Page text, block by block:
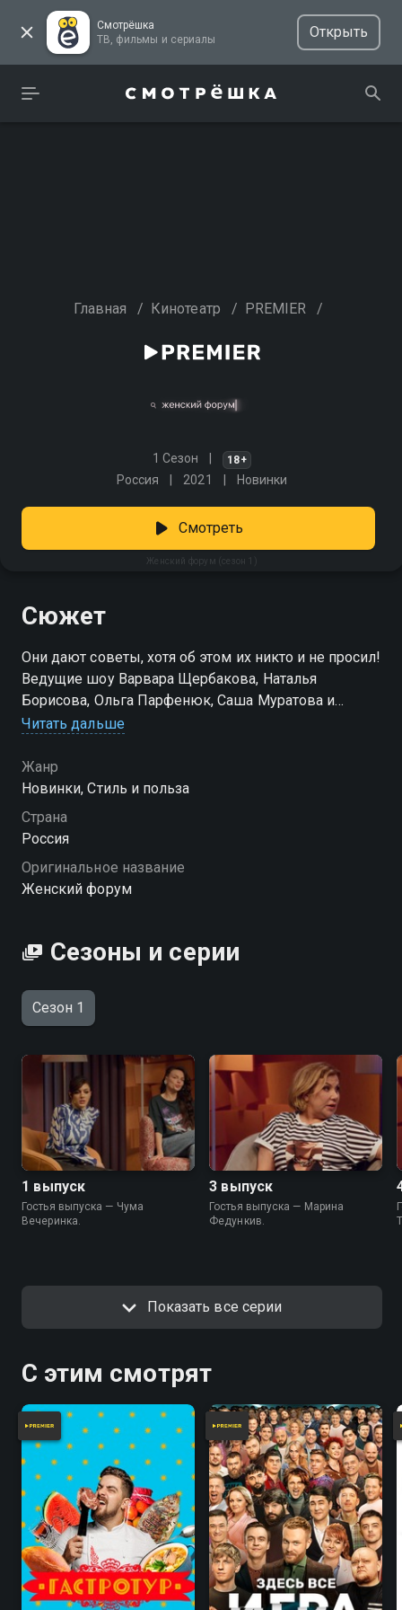
Смотрёшка
ТВ, фильмы и сериалы
Открыть
Главная / Кинотеатр / PREMIER /
1 Сезон 18+
Россия 2021 Новинки
Женский форум (сезон 1)
Смотреть
Сюжет
Они дают советы, хотя об этом их никто и не просил!
Ведущие шоу Варвара Щербакова, Наталья
Борисова, Ольга Парфенюк, Саша Муратова и
приглашенный гость открывают темы на женских
ответ.
Посмотреть онлайн 1 сезон сериала Женский форум
вы можете совершенно бесплатно в хорошем HD
Читать дальше
Жанр
Новинки, Стиль и польза
Страна
Россия
Оригинальное название
Женский форум
Сезоны и серии
Сезон 1
1 выпуск
Гостья выпуска — Чума
Вечеринка.
3 выпуск
Гостья выпуска — Марина
Федункив.
Показать все серии
С этим смотрят